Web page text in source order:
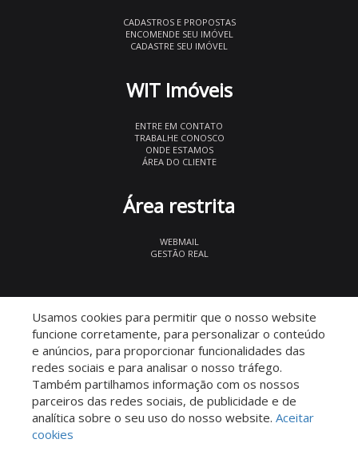
CADASTROS E PROPOSTAS
ENCOMENDE SEU IMÓVEL
CADASTRE SEU IMÓVEL
WIT Imóveis
ENTRE EM CONTATO
TRABALHE CONOSCO
ONDE ESTAMOS
ÁREA DO CLIENTE
Área restrita
WEBMAIL
GESTÃO REAL
Descomplicado por:
Usamos cookies para permitir que o nosso website
funcione corretamente, para personalizar o conteúdo
e anúncios, para proporcionar funcionalidades das
redes sociais e para analisar o nosso tráfego.
Também partilhamos informação com os nossos
parceiros das redes sociais, de publicidade e de
analítica sobre o seu uso do nosso website. Aceitar
cookies